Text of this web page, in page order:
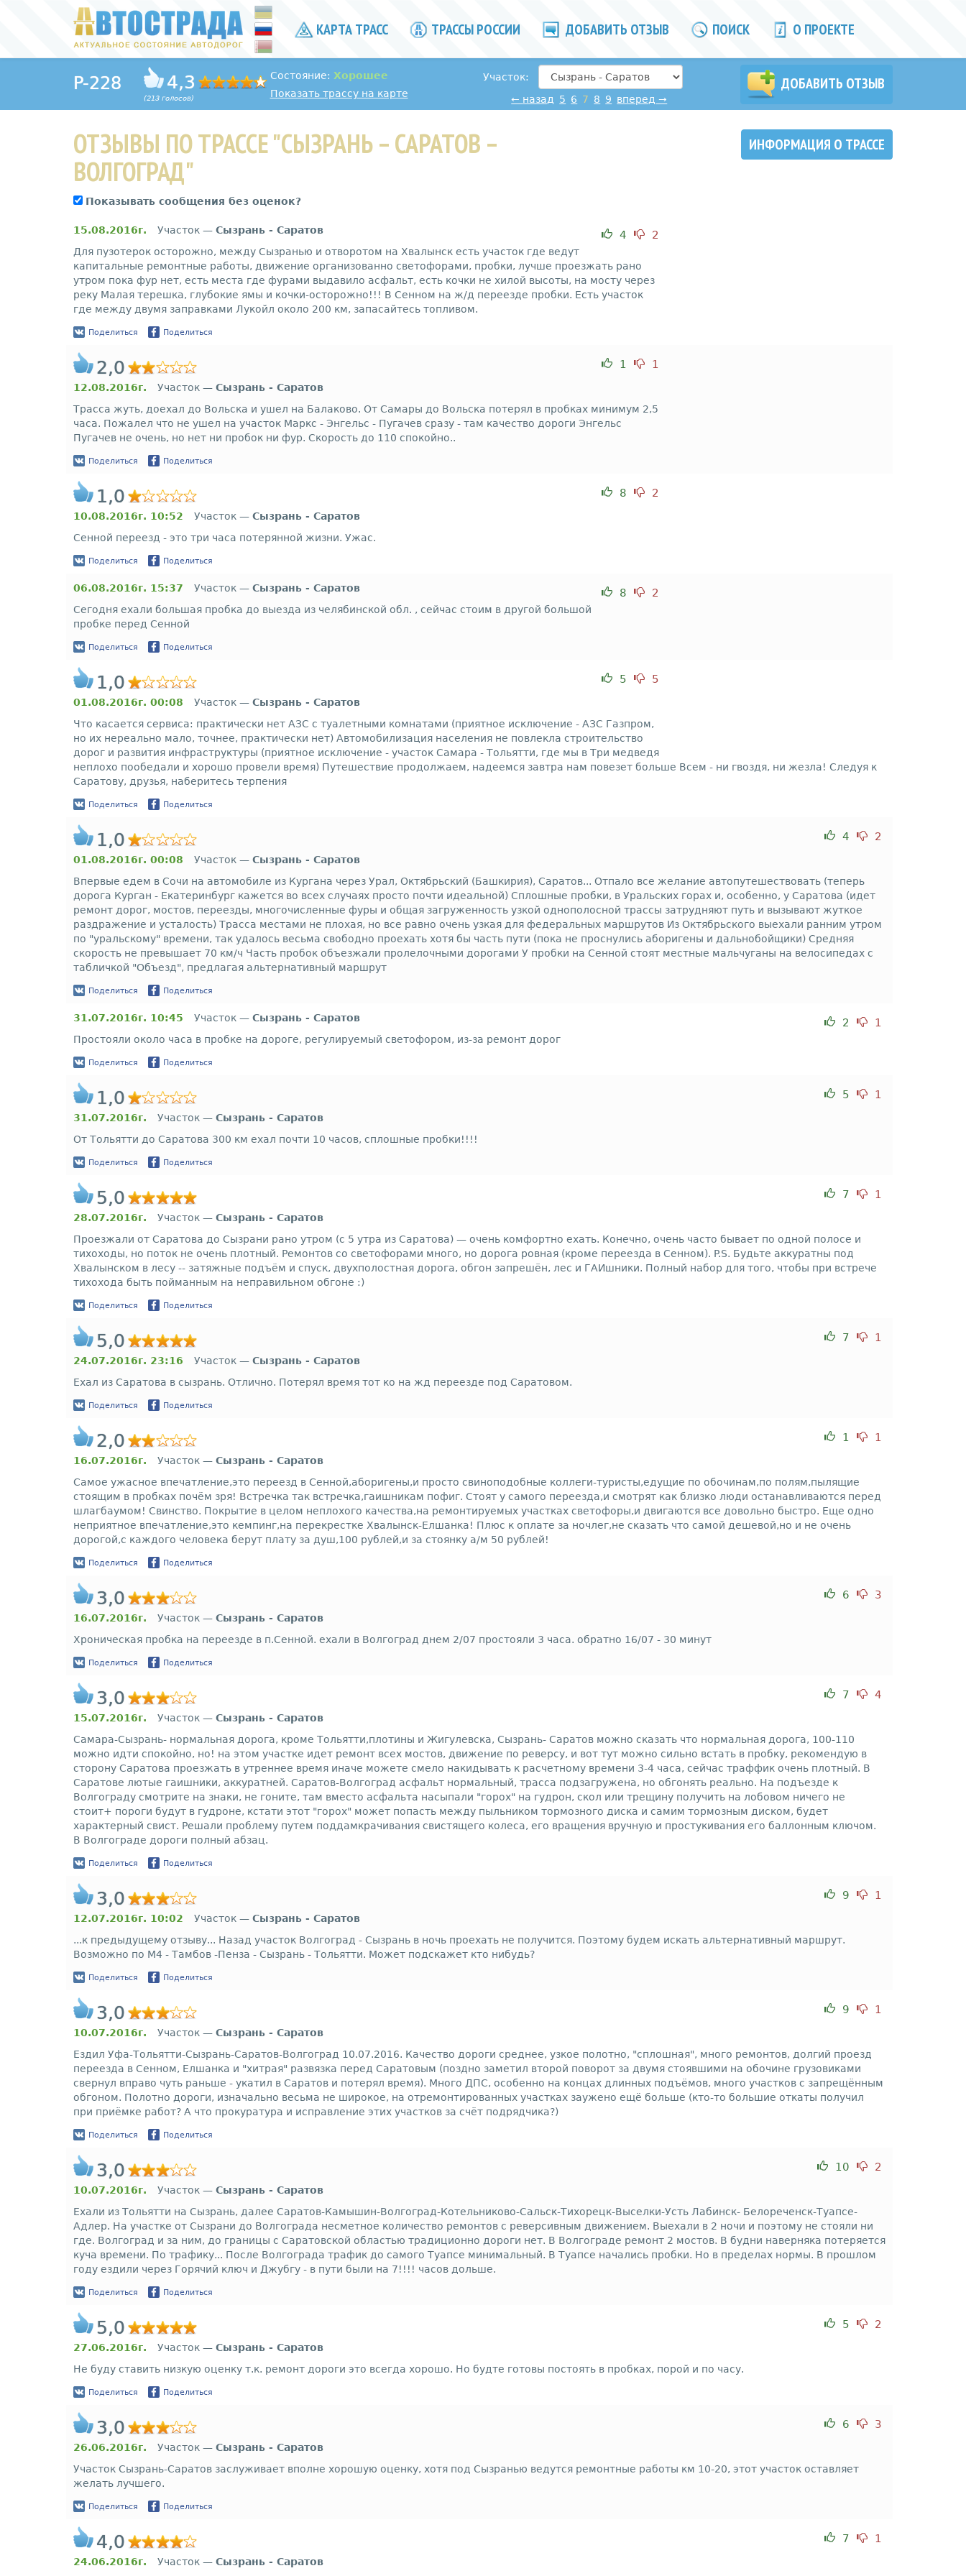
КАРТА ТРАСС ТРАССЫ РОССИИ ДОБАВИТЬ ОТЗЫВ ПОИСК О ПРОЕКТЕ
P-228 4,3
(213 голосов)
Состояние: Хорошее
Показать трассу на карте
Участок:
← назад 5 6 7 8 9 вперед →
ДОБАВИТЬ ОТЗЫВ
ИНФОРМАЦИЯ О ТРАССЕ
ОТЗЫВЫ ПО ТРАССЕ "СЫЗРАНЬ – САРАТОВ –
ВОЛГОГРАД"
Показывать сообщения без оценок?
4 2
15.08.2016г. Участок — Сызрань - Саратов
Для пузотерок осторожно, между Сызранью и отворотом на Хвалынск есть участок где ведут
капитальные ремонтные работы, движение организованно светофорами, пробки, лучше проезжать рано
утром пока фур нет, есть места где фурами выдавило асфальт, есть кочки не хилой высоты, на мосту через
реку Малая терешка, глубокие ямы и кочки-осторожно!!! В Сенном на ж/д переезде пробки. Есть участок
где между двумя заправками Лукойл около 200 км, запасайтесь топливом.
Поделиться Поделиться
1 1
2,0
12.08.2016г. Участок — Сызрань - Саратов
Трасса жуть, доехал до Вольска и ушел на Балаково. От Самары до Вольска потерял в пробках минимум 2,5
часа. Пожалел что не ушел на участок Маркс - Энгельс - Пугачев сразу - там качество дороги Энгельс
Пугачев не очень, но нет ни пробок ни фур. Скорость до 110 спокойно..
Поделиться Поделиться
8 2
1,0
10.08.2016г. 10:52 Участок — Сызрань - Саратов
Сенной переезд - это три часа потерянной жизни. Ужас.
Поделиться Поделиться
8 2
06.08.2016г. 15:37 Участок — Сызрань - Саратов
Сегодня ехали большая пробка до выезда из челябинской обл. , сейчас стоим в другой большой
пробке перед Сенной
Поделиться Поделиться
5 5
1,0
01.08.2016г. 00:08 Участок — Сызрань - Саратов
Что касается сервиса: практически нет АЗС с туалетными комнатами (приятное исключение - АЗС Газпром,
но их нереально мало, точнее, практически нет) Автомобилизация населения не повлекла строительство
дорог и развития инфраструктуры (приятное исключение - участок Самара - Тольятти, где мы в Три медведя
неплохо пообедали и хорошо провели время) Путешествие продолжаем, надеемся завтра нам повезет больше Всем - ни гвоздя, ни жезла! Следуя к
Саратову, друзья, наберитесь терпения
Поделиться Поделиться
4 2
1,0
01.08.2016г. 00:08 Участок — Сызрань - Саратов
Впервые едем в Сочи на автомобиле из Кургана через Урал, Октябрьский (Башкирия), Саратов... Отпало все желание автопутешествовать (теперь
дорога Курган - Екатеринбург кажется во всех случаях просто почти идеальной) Сплошные пробки, в Уральских горах и, особенно, у Саратова (идет
ремонт дорог, мостов, переезды, многочисленные фуры и общая загруженность узкой однополосной трассы затрудняют путь и вызывают жуткое
раздражение и усталость) Трасса местами не плохая, но все равно очень узкая для федеральных маршрутов Из Октябрьского выехали ранним утром
по "уральскому" времени, так удалось весьма свободно проехать хотя бы часть пути (пока не проснулись аборигены и дальнобойщики) Средняя
скорость не превышает 70 км/ч Часть пробок объезжали пролелочными дорогами У пробки на Сенной стоят местные мальчуганы на велосипедах с
табличкой "Объезд", предлагая альтернативный маршрут
Поделиться Поделиться
2 1
31.07.2016г. 10:45 Участок — Сызрань - Саратов
Простояли около часа в пробке на дороге, регулируемый светофором, из-за ремонт дорог
Поделиться Поделиться
5 1
1,0
31.07.2016г. Участок — Сызрань - Саратов
От Тольятти до Саратова 300 км ехал почти 10 часов, сплошные пробки!!!!
Поделиться Поделиться
7 1
5,0
28.07.2016г. Участок — Сызрань - Саратов
Проезжали от Саратова до Сызрани рано утром (с 5 утра из Саратова) — очень комфортно ехать. Конечно, очень часто бывает по одной полосе и
тихоходы, но поток не очень плотный. Ремонтов со светофорами много, но дорога ровная (кроме переезда в Сенном). P.S. Будьте аккуратны под
Хвалынском в лесу -- затяжные подъём и спуск, двухполостная дорога, обгон запрешён, лес и ГАИшники. Полный набор для того, чтобы при встрече
тихохода быть пойманным на неправильном обгоне :)
Поделиться Поделиться
7 1
5,0
24.07.2016г. 23:16 Участок — Сызрань - Саратов
Ехал из Саратова в сызрань. Отлично. Потерял время тот ко на жд переезде под Саратовом.
Поделиться Поделиться
1 1
2,0
16.07.2016г. Участок — Сызрань - Саратов
Самое ужасное впечатление,это переезд в Сенной,аборигены,и просто свиноподобные коллеги-туристы,едущие по обочинам,по полям,пылящие
стоящим в пробках почём зря! Встречка так встречка,гаишникам пофиг. Стоят у самого переезда,и смотрят как близко люди останавливаются перед
шлагбаумом! Свинство. Покрытие в целом неплохого качества,на ремонтируемых участках светофоры,и двигаются все довольно быстро. Еще одно
неприятное впечатление,это кемпинг,на перекрестке Хвалынск-Елшанка! Плюс к оплате за ночлег,не сказать что самой дешевой,но и не очень
дорогой,с каждого человека берут плату за душ,100 рублей,и за стоянку а/м 50 рублей!
Поделиться Поделиться
6 3
3,0
16.07.2016г. Участок — Сызрань - Саратов
Хроническая пробка на переезде в п.Сенной. ехали в Волгоград днем 2/07 простояли 3 часа. обратно 16/07 - 30 минут
Поделиться Поделиться
7 4
3,0
15.07.2016г. Участок — Сызрань - Саратов
Самара-Сызрань- нормальная дорога, кроме Тольятти,плотины и Жигулевска, Сызрань- Саратов можно сказать что нормальная дорога, 100-110
можно идти спокойно, но! на этом участке идет ремонт всех мостов, движение по реверсу, и вот тут можно сильно встать в пробку, рекомендую в
сторону Саратова проезжать в утреннее время иначе можете смело накидывать к расчетному времени 3-4 часа, сейчас траффик очень плотный. В
Саратове лютые гаишники, аккуратней. Саратов-Волгоград асфальт нормальный, трасса подзагружена, но обгонять реально. На подъезде к
Волгограду смотрите на знаки, не гоните, там вместо асфальта насыпали "горох" на гудрон, скол или трещину получить на лобовом ничего не
стоит+ пороги будут в гудроне, кстати этот "горох" может попасть между пыльником тормозного диска и самим тормозным диском, будет
характерный свист. Решали проблему путем поддамкрачивания свистящего колеса, его вращения вручную и простукивания его баллонным ключом.
В Волгограде дороги полный абзац.
Поделиться Поделиться
9 1
3,0
12.07.2016г. 10:02 Участок — Сызрань - Саратов
...к предыдущему отзыву... Назад участок Волгоград - Сызрань в ночь проехать не получится. Поэтому будем искать альтернативный маршрут.
Возможно по М4 - Тамбов -Пенза - Сызрань - Тольятти. Может подскажет кто нибудь?
Поделиться Поделиться
9 1
3,0
10.07.2016г. Участок — Сызрань - Саратов
Ездил Уфа-Тольятти-Сызрань-Саратов-Волгоград 10.07.2016. Качество дороги среднее, узкое полотно, "сплошная", много ремонтов, долгий проезд
переезда в Сенном, Елшанка и "хитрая" развязка перед Саратовым (поздно заметил второй поворот за двумя стоявшими на обочине грузовиками
свернул вправо чуть раньше - укатил в Саратов и потерял время). Много ДПС, особенно на концах длинных подъёмов, много участков с запрещённым
обгоном. Полотно дороги, изначально весьма не широкое, на отремонтированных участках заужено ещё больше (кто-то большие откаты получил
при приёмке работ? А что прокуратура и исправление этих участков за счёт подрядчика?)
Поделиться Поделиться
10 2
3,0
10.07.2016г. Участок — Сызрань - Саратов
Ехали из Тольятти на Сызрань, далее Саратов-Камышин-Волгоград-Котельниково-Сальск-Тихорецк-Выселки-Усть Лабинск- Белореченск-Туапсе-
Адлер. На участке от Сызрани до Волгограда несметное количество ремонтов с реверсивным движением. Выехали в 2 ночи и поэтому не стояли ни
где. Волгоград и за ним, до границы с Саратовской областью традиционно дороги нет. В Волгограде ремонт 2 мостов. В будни наверняка потеряется
куча времени. По трафику... После Волгограда трафик до самого Туапсе минимальный. В Туапсе начались пробки. Но в пределах нормы. В прошлом
году ездили через Горячий ключ и Джубгу - в пути были на 7!!!! часов дольше.
Поделиться Поделиться
5 2
5,0
27.06.2016г. Участок — Сызрань - Саратов
Не буду ставить низкую оценку т.к. ремонт дороги это всегда хорошо. Но будте готовы постоять в пробках, порой и по часу.
Поделиться Поделиться
6 3
3,0
26.06.2016г. Участок — Сызрань - Саратов
Участок Сызрань-Саратов заслуживает вполне хорошую оценку, хотя под Сызранью ведутся ремонтные работы км 10-20, этот участок оставляет
желать лучшего.
Поделиться Поделиться
7 1
4,0
24.06.2016г. Участок — Сызрань - Саратов